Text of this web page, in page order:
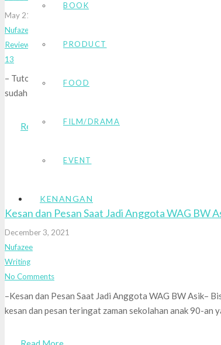
BOOK
PRODUCT
FOOD
FILM/DRAMA
EVENT
KENANGAN
May 21, 2022
Nufazee
Review
Technology,Writing
13
– Tutorial Mendaftar Akun dan Menjual Karya di
sudah tidak asing lagi dengan platform KaryaKarsa
Read More
Kesan dan Pesan Saat Jadi Anggota WAG BW
December 3, 2021
Nufazee
Writing
No Comments
–Kesan dan Pesan Saat Jadi Anggota WAG BW Asik–
kesan dan pesan teringat zaman sekolahan anak 90-an